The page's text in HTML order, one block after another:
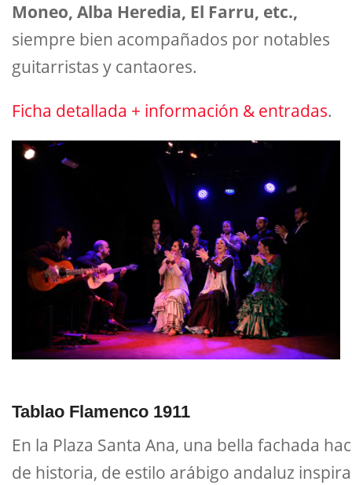
Moneo, Alba Heredia, El Farru, etc.,
siempre bien acompañados por notables
guitarristas y cantaores.
Ficha detallada + información & entradas.
Tablao Flamenco 1911
En la Plaza Santa Ana, una bella fachada
de historia, de estilo arábigo andaluz